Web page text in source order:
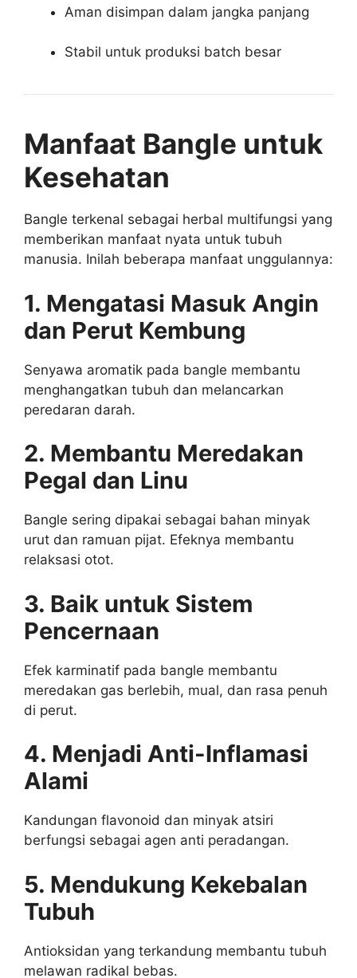
Aman disimpan dalam jangka panjang
Stabil untuk produksi batch besar
Manfaat Bangle untuk
Kesehatan
Bangle terkenal sebagai herbal multifungsi yang
memberikan manfaat nyata untuk tubuh
manusia. Inilah beberapa manfaat unggulannya:
1. Mengatasi Masuk Angin
dan Perut Kembung
Senyawa aromatik pada bangle membantu
menghangatkan tubuh dan melancarkan
peredaran darah.
2. Membantu Meredakan
Pegal dan Linu
Bangle sering dipakai sebagai bahan minyak
urut dan ramuan pijat. Efeknya membantu
relaksasi otot.
3. Baik untuk Sistem
Pencernaan
Efek karminatif pada bangle membantu
meredakan gas berlebih, mual, dan rasa penuh
di perut.
4. Menjadi Anti-Inflamasi
Alami
Kandungan flavonoid dan minyak atsiri
berfungsi sebagai agen anti peradangan.
5. Mendukung Kekebalan
Tubuh
Antioksidan yang terkandung membantu tubuh
melawan radikal bebas.